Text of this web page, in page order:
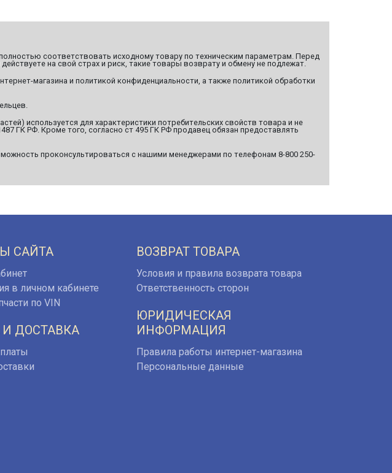
соответствовать исходному товару по техническим параметрам. Перед
на свой страх и риск, такие товары возврату и обмену не подлежат.
магазина и политикой конфиденциальности, а также политикой обработки
используется для характеристики потребительских свойств товара и не
ГК РФ. Кроме того, согласно ст 495 ГК РФ продавец обязан предоставлять
проконсультироваться с нашими менеджерами по телефонам 8-800 250-
САЙТА
в личном кабинете
по VIN
ДОСТАВКА
ВОЗВРАТ ТОВАРА
Условия и правила возврата товара
Ответственность сторон
ЮРИДИЧЕСКАЯ
ИНФОРМАЦИЯ
Правила работы интернет-магазина
Персональные данные